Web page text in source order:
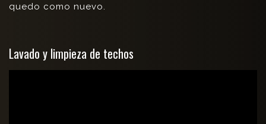
quedo como nuevo.
Lavado y limpieza de techos